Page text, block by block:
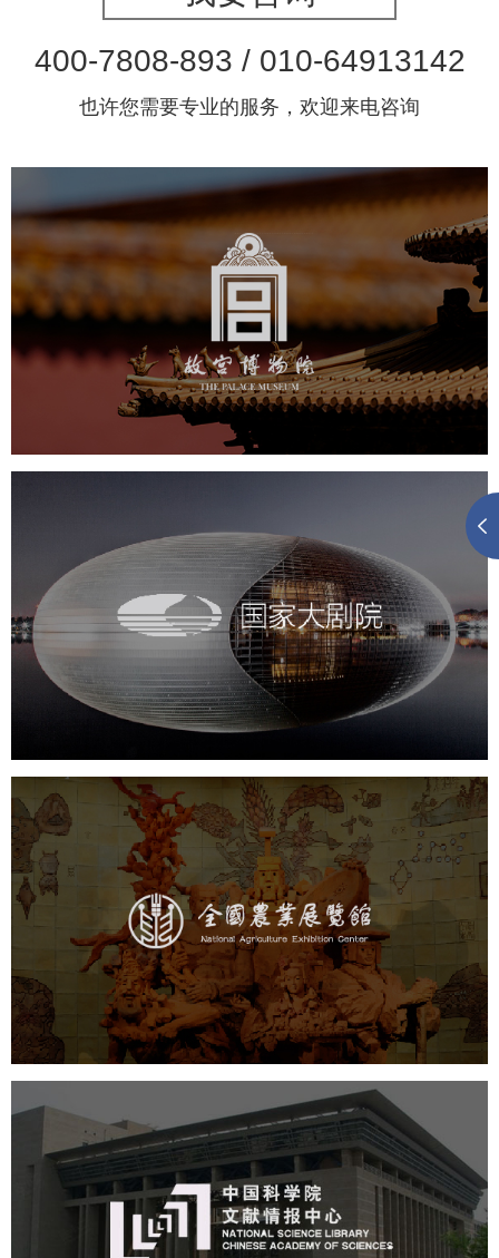
400-7808-893 / 010-64913142
也许您需要专业的服务，欢迎来电咨询
故宫博物院
文化艺术 博物馆 智慧博物馆
博物馆网站建设
景区网站建设
文创商城 万能专题 网站代运营
国家大剧院
文化艺术 剧院 智慧展馆 展馆网站建设
农业展览馆
文化艺术 展馆网站建设
博物馆展厅设计
数字博物馆建设
展厅空间设计
企业展厅设计
公司展厅设计
北京展厅设计 产品展厅设计
中国科学院文献情报中心